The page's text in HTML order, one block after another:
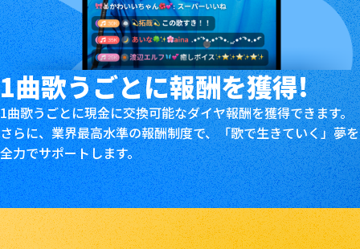
1曲歌うごとに報酬を獲得!
1曲歌うごとに現金に交換可能なダイヤ報酬を獲得できます。
さらに、業界最高水準の報酬制度で、「歌で生きていく」夢を
全力でサポートします。